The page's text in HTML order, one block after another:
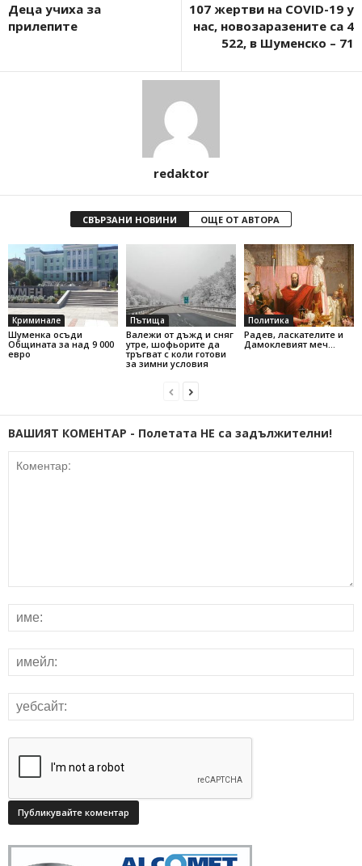
Деца учиха за
прилепите
107 жертви на COVID-19 у
нас, новозаразените са 4
522, в Шуменско – 71
redaktor
СВЪРЗАНИ НОВИНИ ОЩЕ ОТ АВТОРА
Криминале
Шуменка осъди
Общината за над 9 000
евро
Пътища
Валежи от дъжд и сняг
утре, шофьорите да
тръгват с коли готови
за зимни условия
Политика
Радев, ласкателите и
Дамоклевият меч…
ВАШИЯТ КОМЕНТАР - Полетата НЕ са задължителни!